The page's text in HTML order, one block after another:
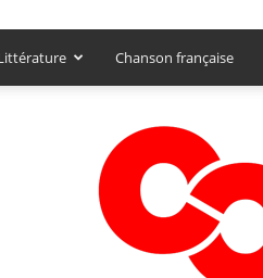
Chanson française